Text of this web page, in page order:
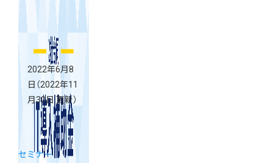
インセミナー
開催
2022年6月8
日 （2022年11
月30日 更新）
セミナー